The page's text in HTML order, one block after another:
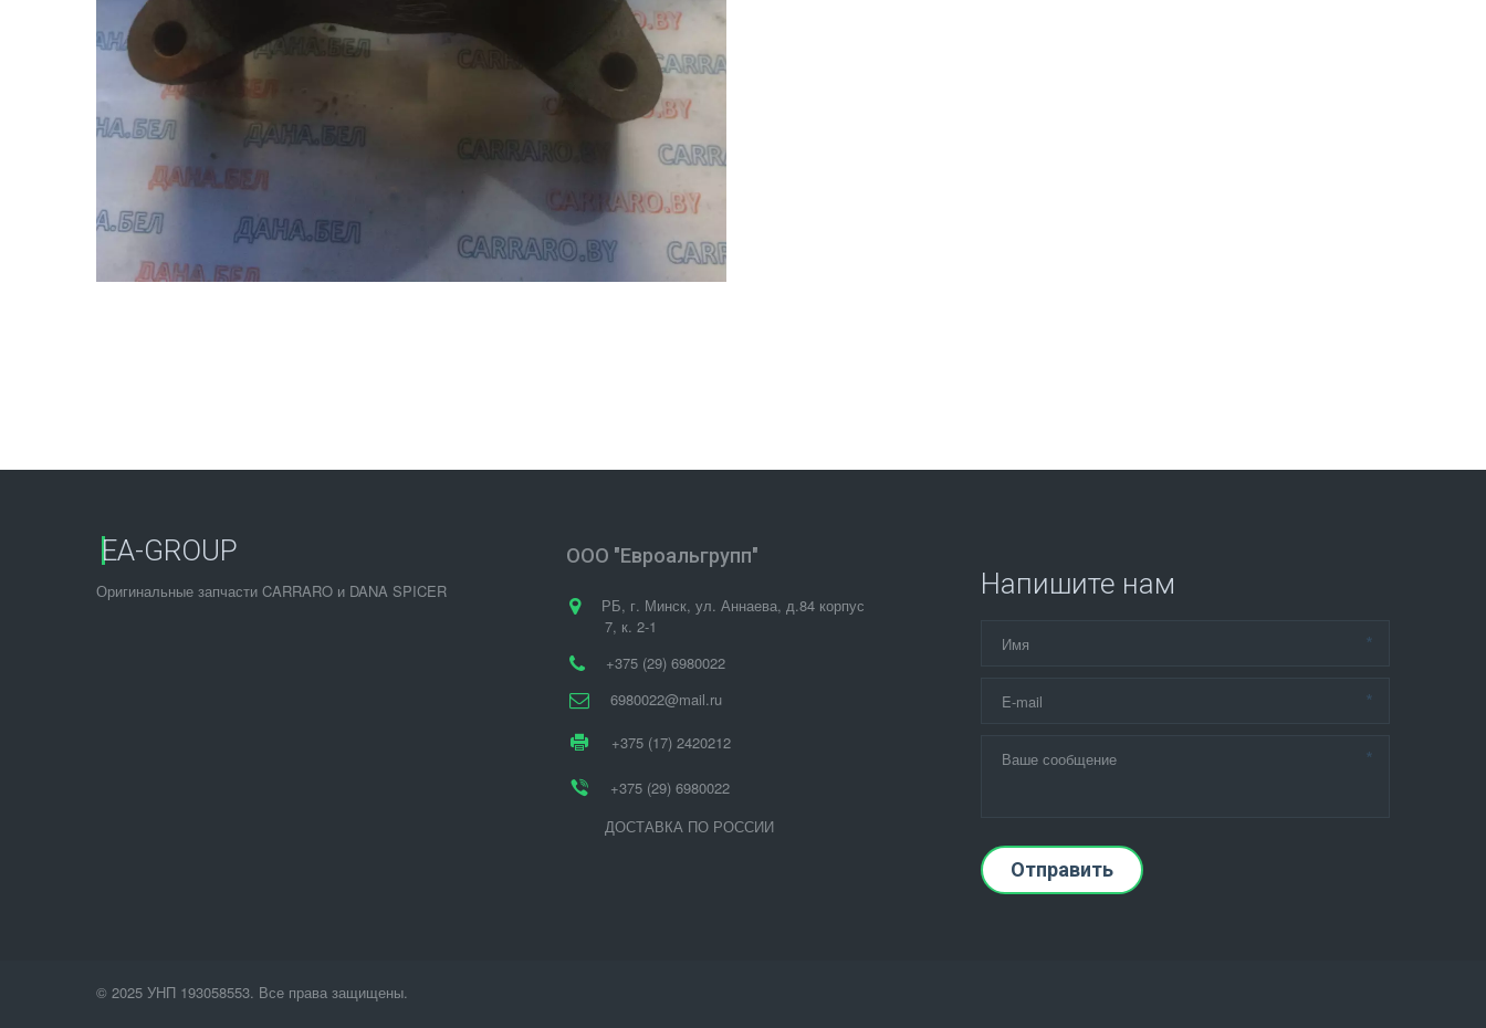
EA-GROUP
Оригинальные запчасти CARRARO и DANA SPICER
ООО "Евроальгрупп"
РБ, г. Минск, ул. Аннаева, д.84 корпус
7, к. 2-1
+375 (29) 6980022
6980022@mail.ru
+375 (17) 2420212
+375 (29) 6980022
ДОСТАВКА ПО РОССИИ
Напишите нам
*
*
*
Отправить
© 2025 УНП 193058553. Все права защищены.